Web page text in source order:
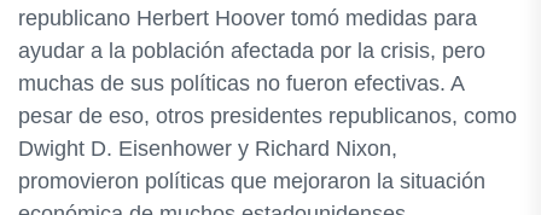
republicano Herbert Hoover tomó medidas para
ayudar a la población afectada por la crisis, pero
muchas de sus políticas no fueron efectivas. A
pesar de eso, otros presidentes republicanos, como
Dwight D. Eisenhower y Richard Nixon,
promovieron políticas que mejoraron la situación